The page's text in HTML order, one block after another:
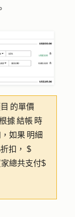
的單價
據 結帳 時
如果 明細
扣， $
總共支付$